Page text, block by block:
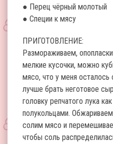
● Перец чёрный молотый
● Специи к мясу
ПРИГОТОВЛЕНИЕ:
Размораживаем,
мелкие кусочки, можно
мясо, что у меня осталось
лучше брать неготовое
головку репчатого лука
полукольцами.
солим мясо и
чтобы соль